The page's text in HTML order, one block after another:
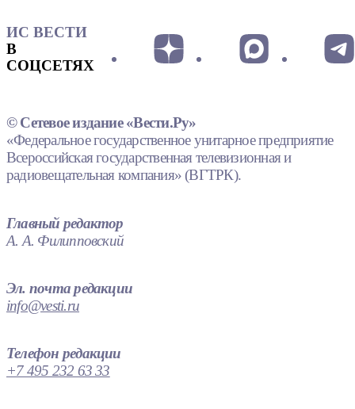
ИС ВЕСТИ
В
СОЦСЕТЯХ
© Сетевое издание «Вести.Ру»
«Федеральное государственное унитарное предприятие
Всероссийская государственная телевизионная и
радиовещательная компания» (ВГТРК).
Главный редактор
А. А. Филипповский
Эл. почта редакции
info@vesti.ru
Телефон редакции
+7 495 232 63 33